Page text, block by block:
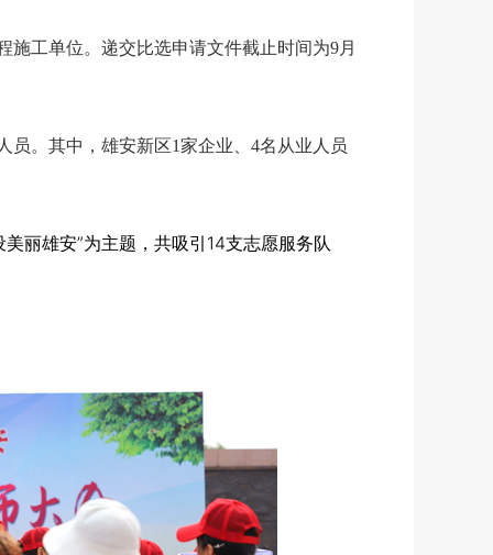
施工单位。 递交比选申请文件截止时间为9月
员。其中，雄安新区1家企业、4名从业人员
雄安”为主题，共吸引14支志愿服务队